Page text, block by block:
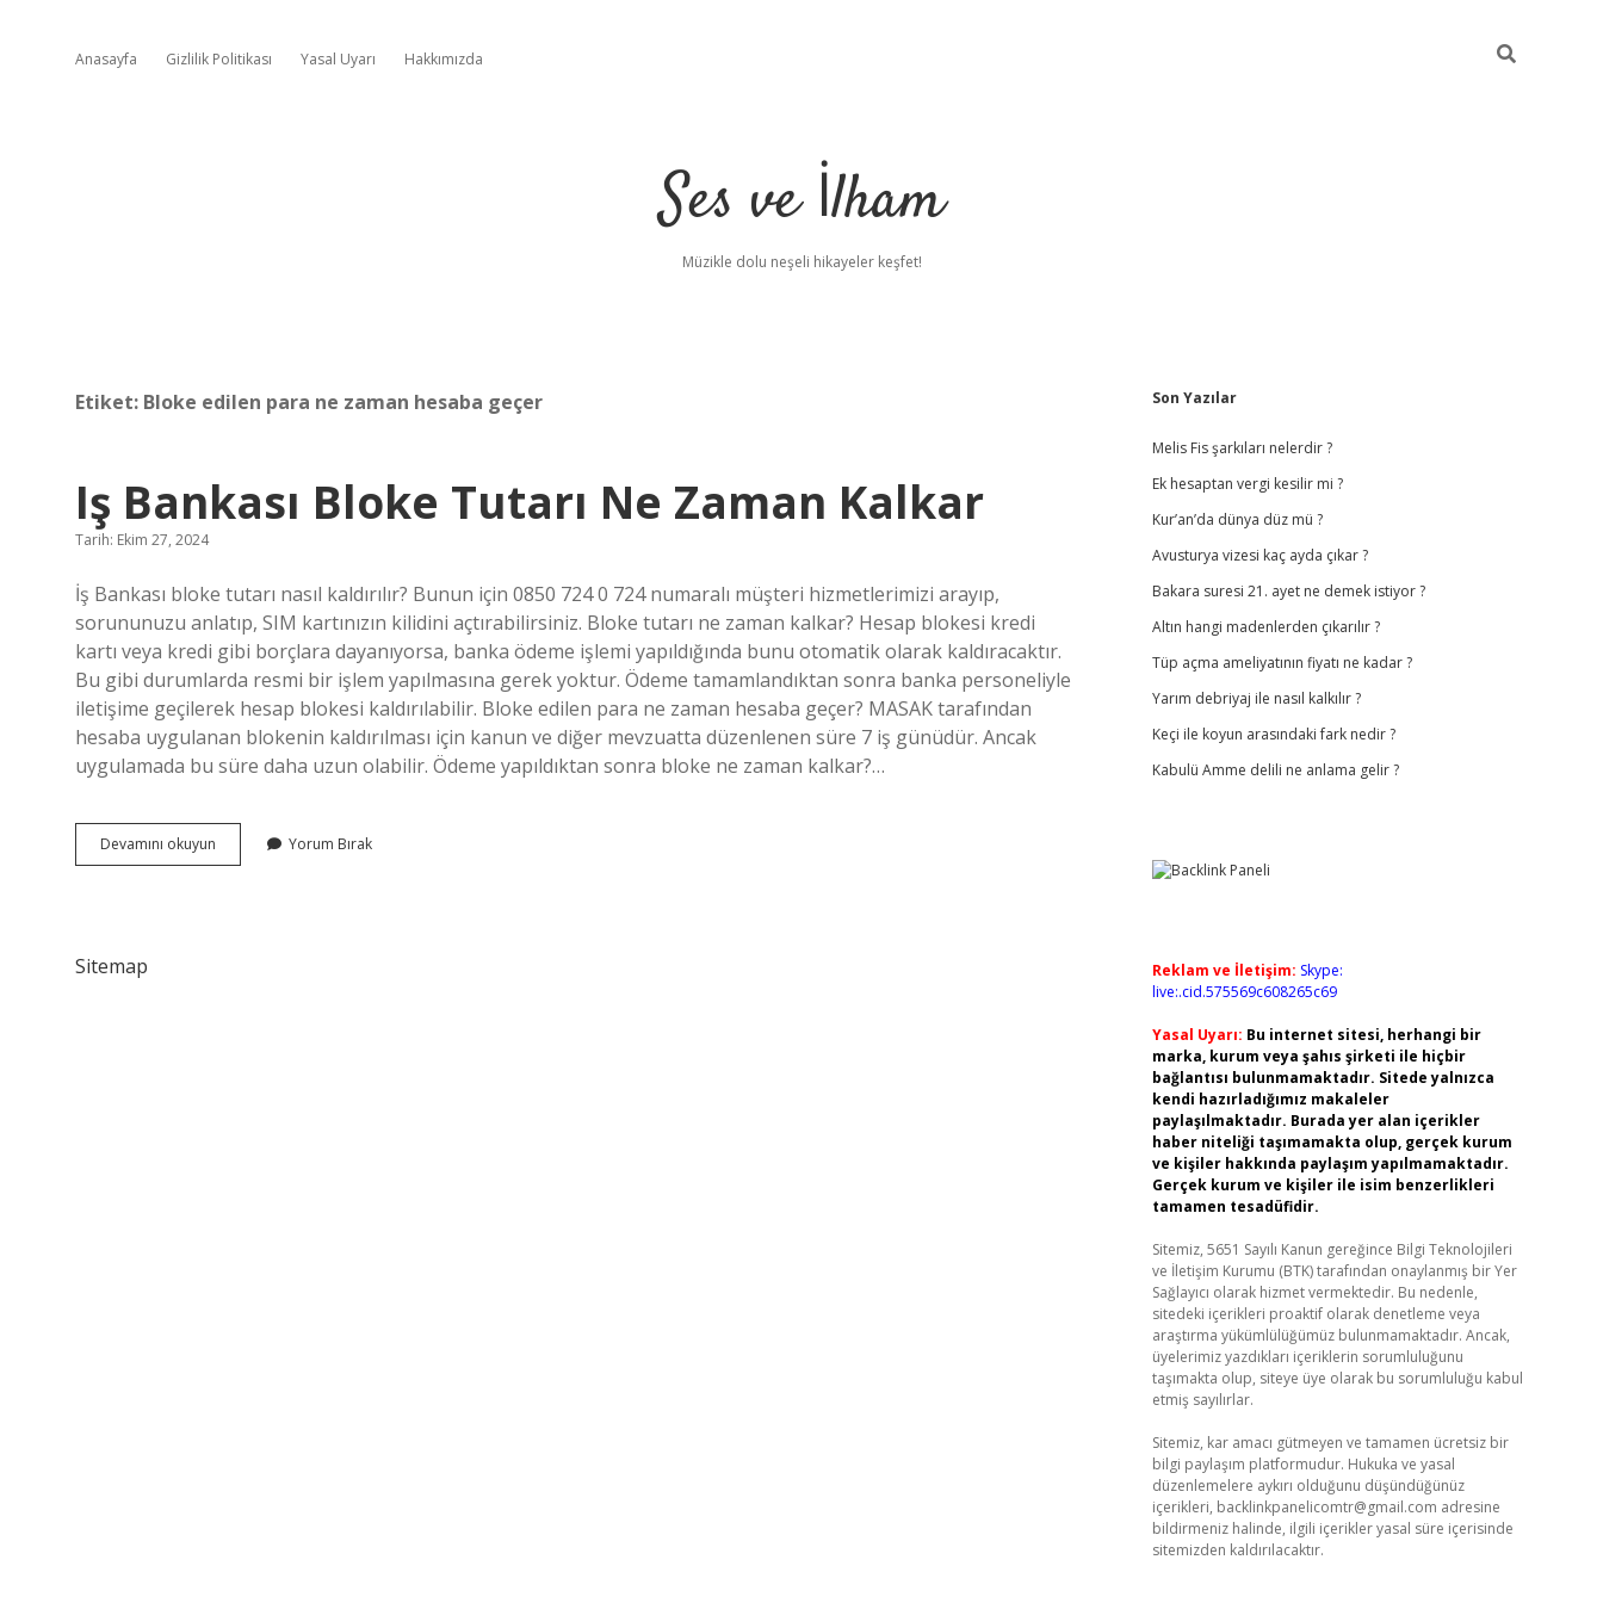
Anasayfa Gizlilik Politikası Yasal Uyarı Hakkımızda
Ses ve İlham
Müzikle dolu neşeli hikayeler keşfet!
Etiket: Bloke edilen para ne zaman hesaba geçer
Iş Bankası Bloke Tutarı Ne Zaman Kalkar
Tarih: Ekim 27, 2024
İş Bankası bloke tutarı nasıl kaldırılır? Bunun için 0850 724 0 724 numaralı müşteri hizmetlerimizi arayıp,
sorununuzu anlatıp, SIM kartınızın kilidini açtırabilirsiniz. Bloke tutarı ne zaman kalkar? Hesap blokesi kredi
kartı veya kredi gibi borçlara dayanıyorsa, banka ödeme işlemi yapıldığında bunu otomatik olarak kaldıracaktır.
Bu gibi durumlarda resmi bir işlem yapılmasına gerek yoktur. Ödeme tamamlandıktan sonra banka personeliyle
iletişime geçilerek hesap blokesi kaldırılabilir. Bloke edilen para ne zaman hesaba geçer? MASAK tarafından
hesaba uygulanan blokenin kaldırılması için kanun ve diğer mevzuatta düzenlenen süre 7 iş günüdür. Ancak
uygulamada bu süre daha uzun olabilir. Ödeme yapıldıktan sonra bloke ne zaman kalkar?…
Devamını okuyun
Bankası
Yorum Bırak
Sitemap
Sidebar
Son Yazılar
Melis Fis şarkıları nelerdir ?
Ek hesaptan vergi kesilir mi ?
Kur’an’da dünya düz mü ?
Avusturya vizesi kaç ayda çıkar ?
Bakara suresi 21. ayet ne demek istiyor ?
Altın hangi madenlerden çıkarılır ?
Tüp açma ameliyatının fiyatı ne kadar ?
Yarım debriyaj ile nasıl kalkılır ?
Keçi ile koyun arasındaki fark nedir ?
Kabulü Amme delili ne anlama gelir ?
Reklam ve İletişim: Skype:
live:.cid.575569c608265c69
Yasal Uyarı: Bu internet sitesi, herhangi bir
marka, kurum veya şahıs şirketi ile hiçbir
bağlantısı bulunmamaktadır. Sitede yalnızca
kendi hazırladığımız makaleler
paylaşılmaktadır. Burada yer alan içerikler
haber niteliği taşımamakta olup, gerçek kurum
ve kişiler hakkında paylaşım yapılmamaktadır.
Gerçek kurum ve kişiler ile isim benzerlikleri
tamamen tesadüfidir.
Sitemiz, 5651 Sayılı Kanun gereğince Bilgi Teknolojileri
ve İletişim Kurumu (BTK) tarafından onaylanmış bir Yer
Sağlayıcı olarak hizmet vermektedir. Bu nedenle,
sitedeki içerikleri proaktif olarak denetleme veya
araştırma yükümlülüğümüz bulunmamaktadır. Ancak,
üyelerimiz yazdıkları içeriklerin sorumluluğunu
taşımakta olup, siteye üye olarak bu sorumluluğu kabul
etmiş sayılırlar.
Sitemiz, kar amacı gütmeyen ve tamamen ücretsiz bir
bilgi paylaşım platformudur. Hukuka ve yasal
düzenlemelere aykırı olduğunu düşündüğünüz
içerikleri, backlinkpanelicomtr@gmail.com adresine
bildirmeniz halinde, ilgili içerikler yasal süre içerisinde
sitemizden kaldırılacaktır.